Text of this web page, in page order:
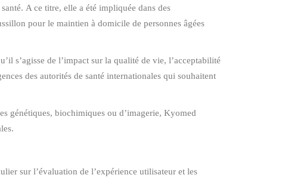
A ce titre, elle a été impliquée dans des
pour le maintien à domicile de personnes âgées
s’agisse de l’impact sur la qualité de vie, l’acceptabilité
des autorités de santé internationales qui souhaitent
génétiques, biochimiques ou d’imagerie, Kyomed
sur l’évaluation de l’expérience utilisateur et les